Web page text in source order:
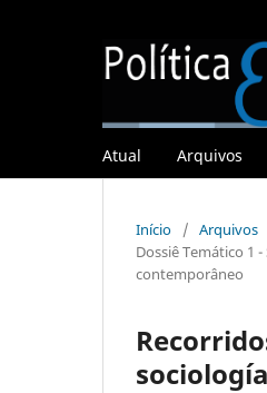
Atual Arquivos
Início / Arquivos
Dossiê Temático 1
contemporâneo